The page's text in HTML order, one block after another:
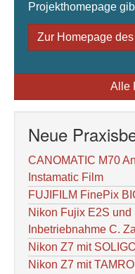
Projekthomepage
Zur Homepage
Alle
Neue
CANOMATIC M70
Instamatic Film
FUJIFILM FinePix
Nikon Fujix E2S und
Inbetriebnahme C.
Nikon Z7 mit
Nikon Z7 mit